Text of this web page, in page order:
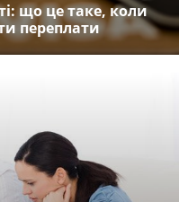
що це таке, коли
переплати